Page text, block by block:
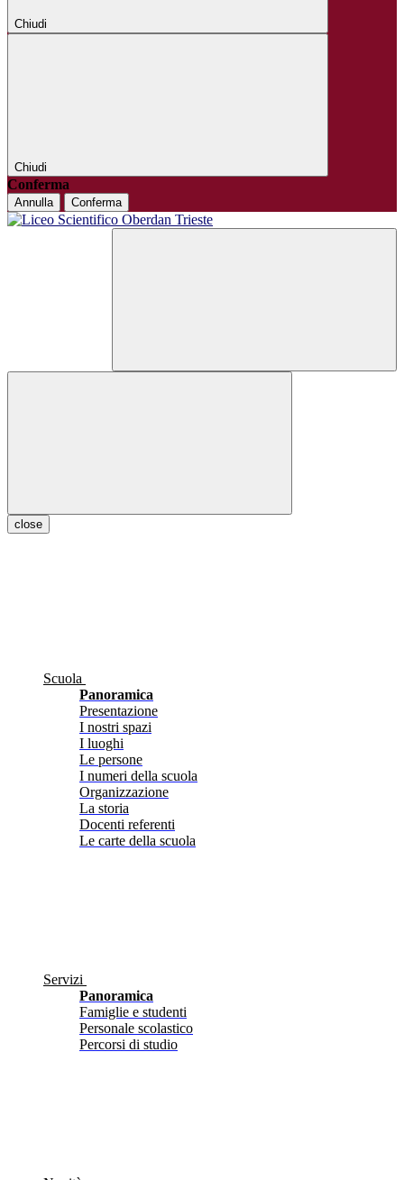
Chiudi
Chiudi
Conferma
Annulla Conferma
close
Scuola
Panoramica
Presentazione
I nostri spazi
I luoghi
Le persone
I numeri della scuola
Organizzazione
La storia
Docenti referenti
Le carte della scuola
Servizi
Panoramica
Famiglie e studenti
Personale scolastico
Percorsi di studio